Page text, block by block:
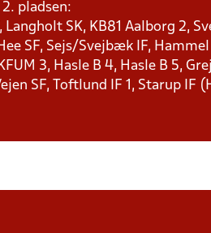
pladsen:
SK, KB81 Aalborg 2,
SF, Sejs/Svejbæk IF,
3, Hasle B 4, Hasle B 5,
SF, Toftlund IF 1, Starup IF